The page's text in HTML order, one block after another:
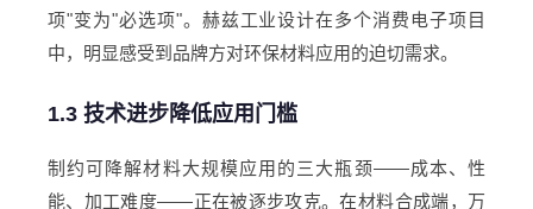
项"变为"必选项"。赫兹工业设计在多个消费电子项目
中，明显感受到品牌方对环保材料应用的迫切需求。
1.3 技术进步降低应用门槛
制约可降解材料大规模应用的三大瓶颈——成本、性
能、加工难度——正在被逐步攻克。在材料合成端，万